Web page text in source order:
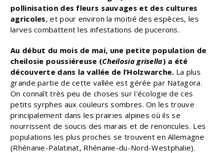
pollinisation des fleurs sauvages et des cultures
agricoles, et pour environ la moitié des espèces, les
larves combattent les infestations de pucerons.
Au début du mois de mai, une petite population de
cheilosie poussiéreuse (Cheilosia grisella) a été
découverte dans la vallée de l’Holzwarche. La plus
grande partie de cette vallée est gérée par Natagora.
On connaît très peu de choses sur l'écologie de ces
petits syrphes aux couleurs sombres. On les trouve
principalement dans les prairies alpines où ils se
nourrissent de soucis des marais et de renoncules. Les
populations les plus proches se trouvent en Allemagne
(Rhénanie-Palatinat, Rhénanie-du-Nord-Westphalie).